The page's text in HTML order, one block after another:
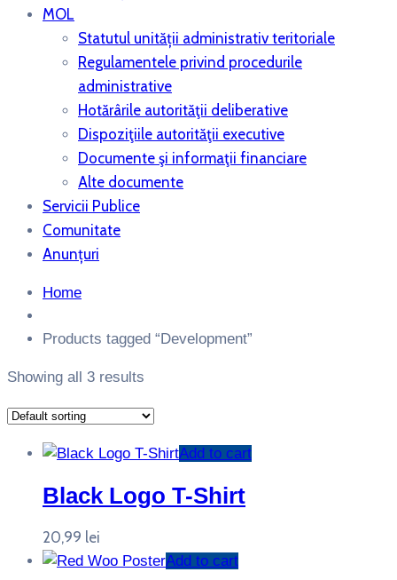
MOL
Statutul unității administrativ teritoriale
Regulamentele privind procedurile
administrative
Hotărârile autorităţii deliberative
Dispoziţiile autorităţii executive
Documente şi informaţii financiare
Alte documente
Servicii Publice
Comunitate
Anunțuri
Home
Products tagged “Development”
Showing all 3 results
Add to cart
Black Logo T-Shirt
20,99 lei
Add to cart